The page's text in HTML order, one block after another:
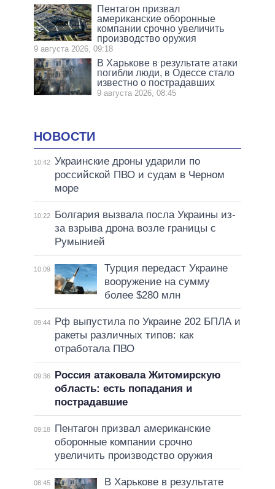
Пентагон призвал
американские оборонные
компании срочно увеличить
производство оружия
9 августа 2026, 09:18
В Харькове в результате атаки
погибли люди, в Одессе стало
известно о пострадавших
9 августа 2026, 08:45
НОВОСТИ
10:42 Украинские дроны ударили по
российской ПВО и судам в Черном
море
10:22
Болгария вызвала посла Украины из-
за взрыва дрона возле границы с
Румынией
10:09
Турция передаст Украине
вооружение на сумму
более $280 млн
09:44
Рф выпустила по Украине 202 БПЛА и
ракеты различных типов: как
отработала ПВО
09:36
Россия атаковала Житомирскую
область: есть попадания и
пострадавшие
09:18
Пентагон призвал американские
оборонные компании срочно
увеличить производство оружия
08:45
В Харькове в результате